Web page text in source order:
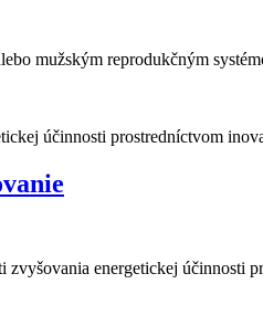
mužským reprodukčným
energetickej